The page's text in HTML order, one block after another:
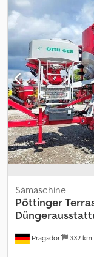
Pragsdorf 332 km
Sämaschine
Pöttinger